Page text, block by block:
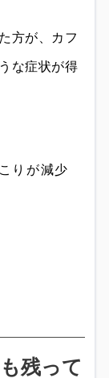
方が、カフ
な症状が得
りが減少
残って